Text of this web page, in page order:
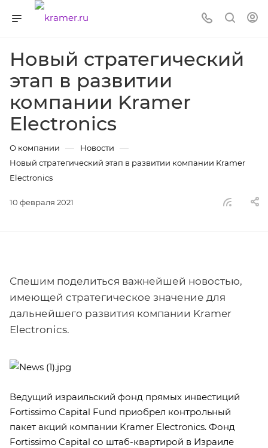
Новый стратегический
этап в развитии
компании Kramer
Electronics
О компании — Новости —
Новый стратегический этап в развитии компании Kramer
Electronics
10 февраля 2021
Спешим поделиться важнейшей новостью,
имеющей стратегическое значение для
дальнейшего развития компании Kramer
Electronics.
Ведущий израильский фонд прямых инвестиций
Fortissimo Capital Fund приобрел контрольный
пакет акций компании Kramer Electronics. Фонд
Fortissimo Capital со штаб-квартирой в Израиле